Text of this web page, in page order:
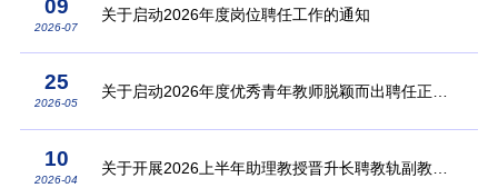
09
2026-07
关于启动2026年度岗位聘任工作的通知
25
2026-05
关于启动2026年度优秀青年教师脱颖而出聘任正高
10
2026-04
关于开展2026上半年助理教授晋升长聘教轨副教授